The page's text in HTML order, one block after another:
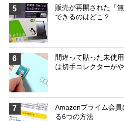
5
販売が再開された「
できるのはどこ？
6
間違って貼った未使
は切手コレクターが
7
Amazonプライム会
る6つの方法